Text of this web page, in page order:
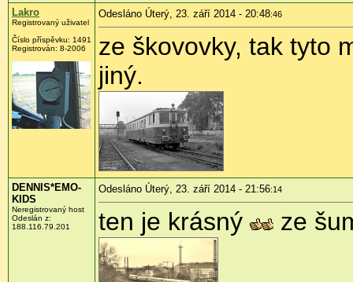
Lakro
Registrovaný uživatel
Číslo příspěvku: 1491
Registrován: 8-2006
Odesláno Úterý, 23. září 2014 - 20:48:46
ze škovovky, tak tyto
jiný.
DENNIS*EMO-
KIDS
Neregistrovaný host
Odeslán z:
188.116.79.201
Odesláno Úterý, 23. září 2014 - 21:56:14
ten je krásný ze